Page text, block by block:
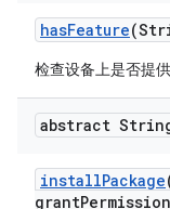
hasFeature
检查设备上是否提供
abstract
installPackage
grant